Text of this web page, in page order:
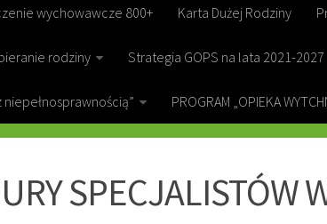
wychowawcze 800+ Karta Dużej Rodziny
rodziny Strategia GOPS na lata 2021-2027
PROGRAM „OPIEKA
SPECJALISTÓW